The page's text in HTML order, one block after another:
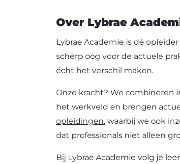
Over Lybrae
Lybrae Academie is dé
scherp oog voor de actuele
écht het verschil maken.
Onze kracht? We combineren
het werkveld en brengen
opleidingen, waarbij we ook
dat professionals niet alleen
Bij Lybrae Academie volg je